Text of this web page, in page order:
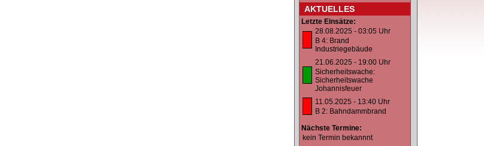
AKTUELLES
Letzte Einsätze:
28.08.2025 - 03:05 Uhr
B 4: Brand
Industriegebäude
21.06.2025 - 19:00 Uhr
Sicherheitswache:
Sicherheitswache
Johannisfeuer
11.05.2025 - 13:40 Uhr
B 2: Bahndammbrand
Nächste Termine:
kein Termin bekannnt